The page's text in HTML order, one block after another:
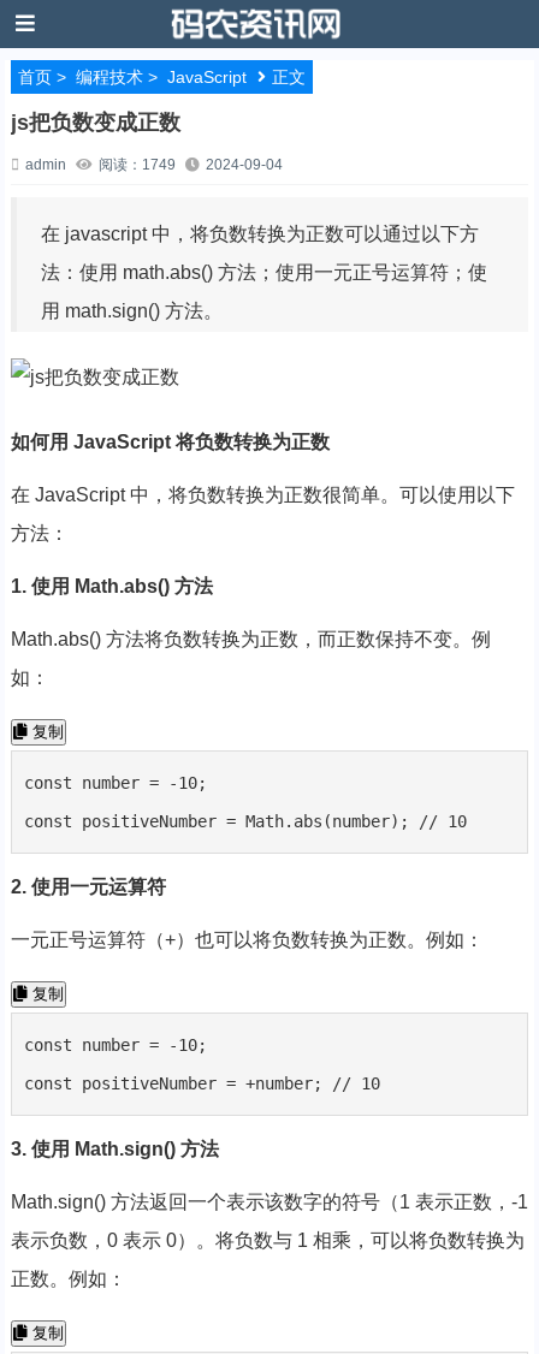
首页> 编程技术> JavaScript 正文
js把负数变成正数
admin 阅读：1749 2024-09-04
在 javascript 中，将负数转换为正数可以通过以下方
法：使用 math.abs() 方法；使用一元正号运算符；使
用 math.sign() 方法。
如何用 JavaScript 将负数转换为正数
在 JavaScript 中，将负数转换为正数很简单。可以使用以下
方法：
1. 使用 Math.abs() 方法
Math.abs() 方法将负数转换为正数，而正数保持不变。例
如：
复制
const number = -10;
const positiveNumber = Math.abs(number); // 10
2. 使用一元运算符
一元正号运算符（+）也可以将负数转换为正数。例如：
复制
const number = -10;
const positiveNumber = +number; // 10
3. 使用 Math.sign() 方法
Math.sign() 方法返回一个表示该数字的符号（1 表示正数，-1
表示负数，0 表示 0）。将负数与 1 相乘，可以将负数转换为
正数。例如：
复制